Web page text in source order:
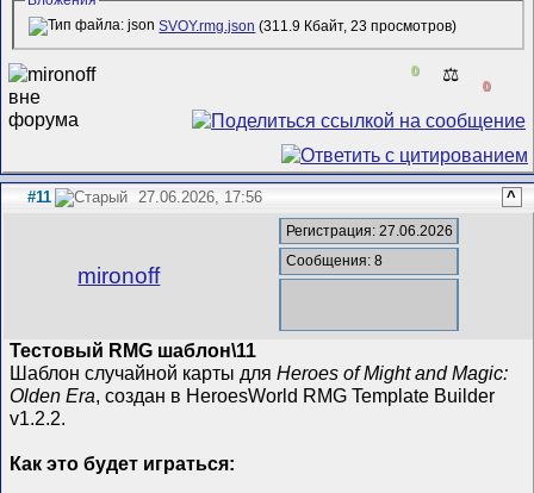
SVOY.rmg.json (311.9 Кбайт, 23 просмотров)
0 ⚖️
0
#11 27.06.2026, 17:56 ^
mironoff
Регистрация: 27.06.2026
Сообщения: 8
Тестовый RMG шаблон\11
Шаблон случайной карты дляHeroes of Might and Magic:
Olden Era, создан в HeroesWorld RMG Template Builder
v1.2.2.
Как это будет играться: